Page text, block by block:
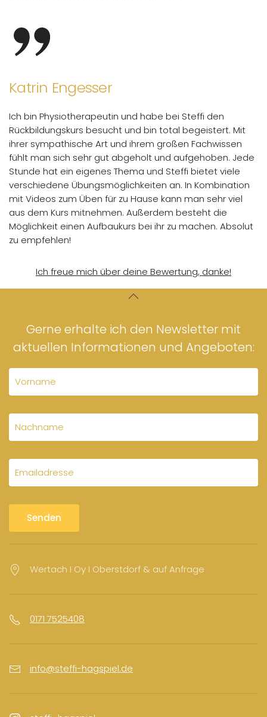
Katrin Engesser
Ich bin Physiotherapeutin und habe bei Steffi den
Rückbildungskurs besucht und bin total begeistert. Mit
ihrer sympathische Art und ihrem großen Fachwissen
fühlt man sich sehr gut abgeholt und aufgehoben. Jede
Stunde hat ein eigenes Thema und Steffi bietet viele
verschiedene Übungsmöglichkeiten an. In Kombination
mit Videos zum Üben für zu Hause kann man sehr viel
aus dem Kurs mitnehmen. Außerdem besteht die
Möglichkeit einen Aufbaukurs bei ihr zu machen. Absolut
zu empfehlen!
Ich freue mich über deine Bewertung, danke!
Gerne erhalte ich den Newsletter mit
aktuellen Informationen und Angeboten:
Senden
Wertach I Oy I Oberstdorf & auf Anfrage
0171 7525408
info@steffi-hagspiel.de